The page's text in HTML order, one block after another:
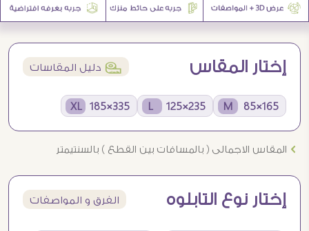
إختار المقاس í دليل المقاسات
165×85 M
235×125 L
335×185 XL
Ö المقاس الاجمالى ( بالمسافات بين القطع ) بالسنتيمتر
إختار نوع التابلوه الفرق و المواصفات